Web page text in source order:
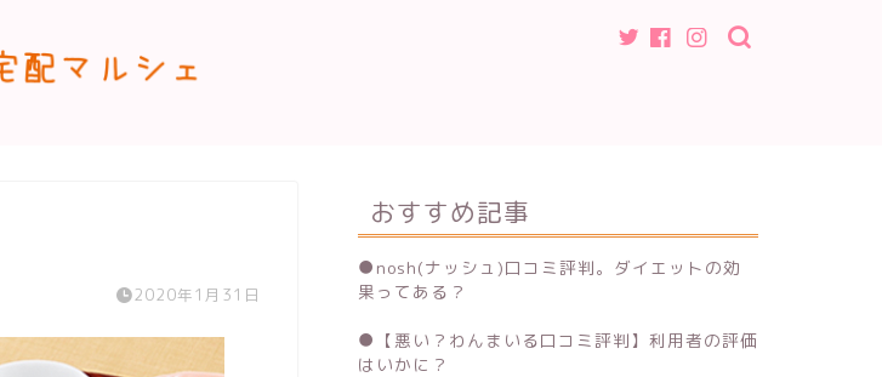
2020年1月31日
おすすめ記事
● nosh(ナッシュ)口コミ評判。ダイエットの効
果ってある？
● 【悪い？わんまいる口コミ評判】利用者の評価
はいかに？